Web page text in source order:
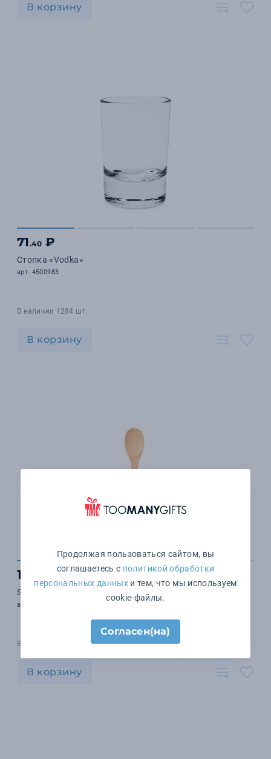
В корзину
71.40 ₽
Стопка «Vodka»
арт. 4500983
В наличии 1284 шт.
В корзину
172 ₽
Spoon salad bamboo
арт. MO9904-13
В наличии 15508 шт.
В корзину
Продолжая пользоваться сайтом, вы
соглашаетесь с политикой обработки
персональных данныхи тем, что мы используем
cookie-файлы.
Согласен(на)